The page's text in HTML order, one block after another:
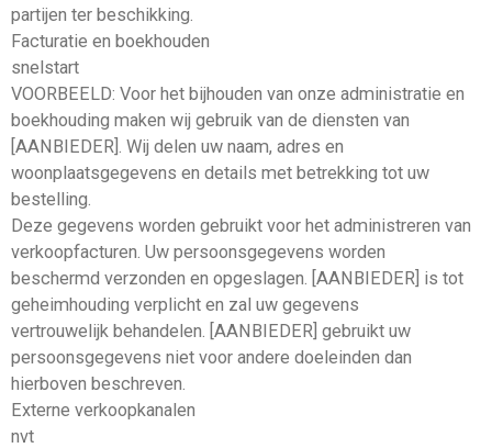
partijen ter beschikking.
Facturatie en boekhouden
snelstart
VOORBEELD: Voor het bijhouden van onze administratie en
boekhouding maken wij gebruik van de diensten van
[AANBIEDER]. Wij delen uw naam, adres en
woonplaatsgegevens en details met betrekking tot uw
bestelling.
Deze gegevens worden gebruikt voor het administreren van
verkoopfacturen. Uw persoonsgegevens worden
beschermd verzonden en opgeslagen. [AANBIEDER] is tot
geheimhouding verplicht en zal uw gegevens
vertrouwelijk behandelen. [AANBIEDER] gebruikt uw
persoonsgegevens niet voor andere doeleinden dan
hierboven beschreven.
Externe verkoopkanalen
nvt